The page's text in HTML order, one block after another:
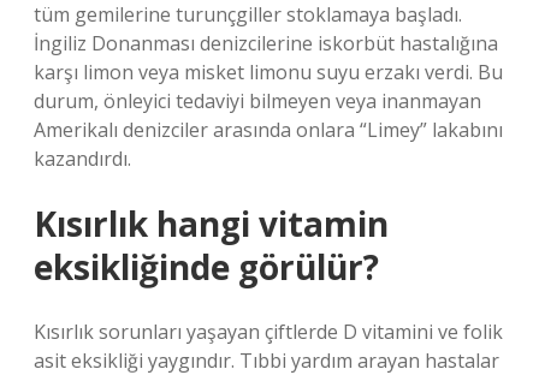
tüm gemilerine turunçgiller stoklamaya başladı.
İngiliz Donanması denizcilerine iskorbüt hastalığına
karşı limon veya misket limonu suyu erzakı verdi. Bu
durum, önleyici tedaviyi bilmeyen veya inanmayan
Amerikalı denizciler arasında onlara “Limey” lakabını
kazandırdı.
Kısırlık hangi vitamin
eksikliğinde görülür?
Kısırlık sorunları yaşayan çiftlerde D vitamini ve folik
asit eksikliği yaygındır. Tıbbi yardım arayan hastalar